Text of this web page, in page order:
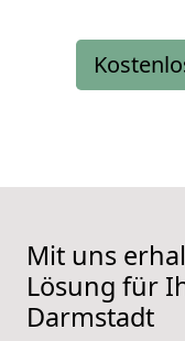
Mit uns
Lösung für
Darmstadt